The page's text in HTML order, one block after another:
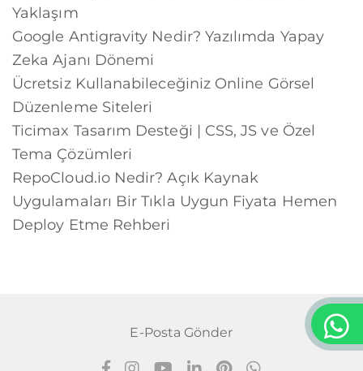
Yaklaşım
Google Antigravity Nedir? Yazılımda Yapay
Zeka Ajanı Dönemi
Ücretsiz Kullanabileceğiniz Online Görsel
Düzenleme Siteleri
Ticimax Tasarım Desteği | CSS, JS ve Özel
Tema Çözümleri
RepoCloud.io Nedir? Açık Kaynak
Uygulamaları Bir Tıkla Uygun Fiyata Hemen
Deploy Etme Rehberi
E-Posta Gönder